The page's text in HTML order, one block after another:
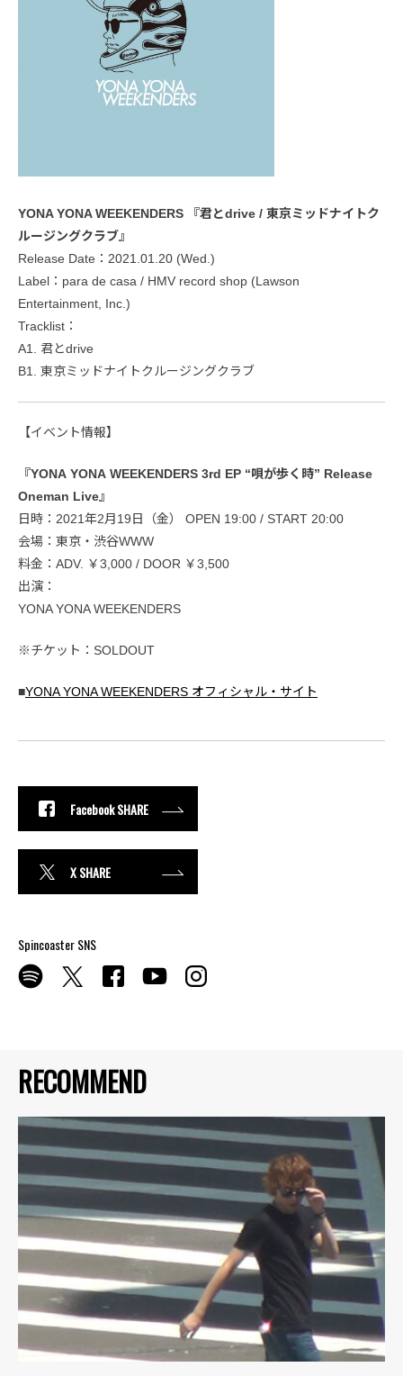
RECOMMEND
YONA YONA WEEKENDERS 『君とdrive / 東京ミッドナイトク
ルージングクラブ』
Release Date：2021.01.20 (Wed.)
Label：para de casa / HMV record shop (Lawson
Entertainment, Inc.)
Tracklist：
A1. 君とdrive
B1. 東京ミッドナイトクルージングクラブ
【イベント情報】
『YONA YONA WEEKENDERS 3rd EP “唄が歩く時” Release
Oneman Live』
日時：2021年2月19日（金） OPEN 19:00 / START 20:00
会場：東京・渋谷WWW
料金：ADV. ￥3,000 / DOOR ￥3,500
出演：
YONA YONA WEEKENDERS
※チケット：SOLDOUT
■YONA YONA WEEKENDERS オフィシャル・サイト
Facebook SHARE
X SHARE
Spincoaster SNS